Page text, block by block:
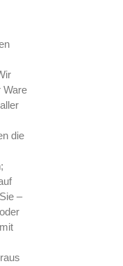
Ware
die
–